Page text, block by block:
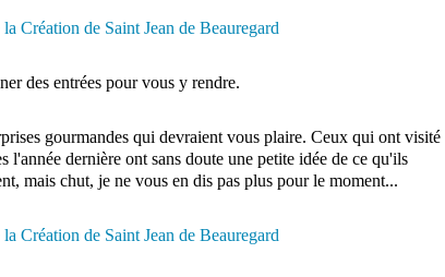
des entrées pour vous y rendre.
gourmandes qui devraient vous plaire. Ceux qui ont visité
l'année dernière ont sans doute une petite idée de ce qu'ils
mais chut, je ne vous en dis pas plus pour le moment...